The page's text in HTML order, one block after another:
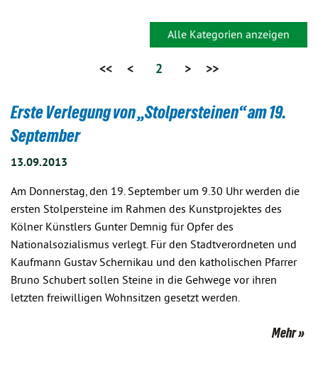
Alle Kategorien anzeigen
<< < 2 > >>
Erste Verlegung von „Stolpersteinen“ am 19.
September
13.09.2013
Am Donnerstag, den 19. September um 9.30 Uhr werden die
ersten Stolpersteine im Rahmen des Kunstprojektes des
Kölner Künstlers Gunter Demnig für Opfer des
Nationalsozialismus verlegt. Für den Stadtverordneten und
Kaufmann Gustav Schernikau und den katholischen Pfarrer
Bruno Schubert sollen Steine in die Gehwege vor ihren
letzten freiwilligen Wohnsitzen gesetzt werden.
Mehr